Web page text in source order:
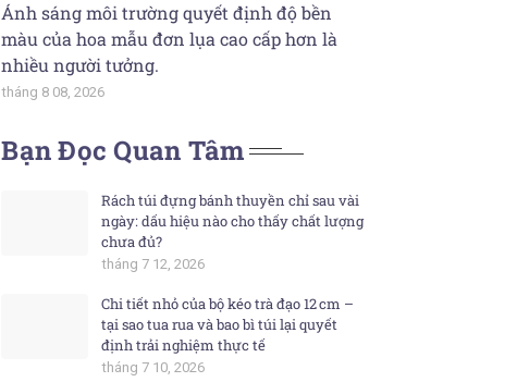
Ánh sáng môi trường quyết định độ bền
màu của hoa mẫu đơn lụa cao cấp hơn là
nhiều người tưởng.
tháng 8 08, 2026
Bạn Đọc Quan Tâm
Rách túi đựng bánh thuyền chỉ sau vài
ngày: dấu hiệu nào cho thấy chất lượng
chưa đủ?
tháng 7 12, 2026
Chi tiết nhỏ của bộ kéo trà đạo 12 cm –
tại sao tua rua và bao bì túi lại quyết
định trải nghiệm thực tế
tháng 7 10, 2026